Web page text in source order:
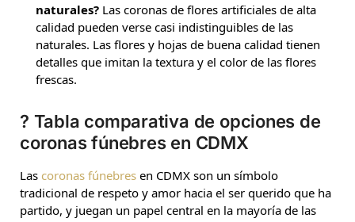
naturales? Las coronas de flores artificiales de alta
calidad pueden verse casi indistinguibles de las
naturales. Las flores y hojas de buena calidad tienen
detalles que imitan la textura y el color de las flores
frescas.
? Tabla comparativa de opciones de
coronas fúnebres en CDMX
Las coronas fúnebres en CDMX son un símbolo
tradicional de respeto y amor hacia el ser querido que ha
partido, y juegan un papel central en la mayoría de las